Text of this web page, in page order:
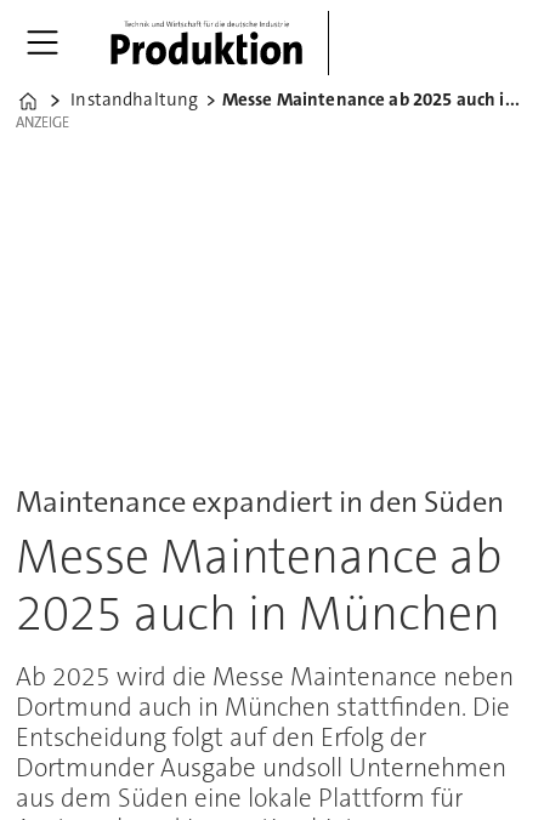
Home
Instandhaltung Messe Maintenance ab 2025 auch in München
ANZEIGE
ANZEIGE
Maintenance expandiert in den Süden
Messe Maintenance ab
2025 auch in München
Ab 2025 wird die Messe Maintenance neben
Dortmund auch in München stattfinden. Die
Entscheidung folgt auf den Erfolg der
Dortmunder Ausgabe undsoll Unternehmen
aus dem Süden eine lokale Plattform für